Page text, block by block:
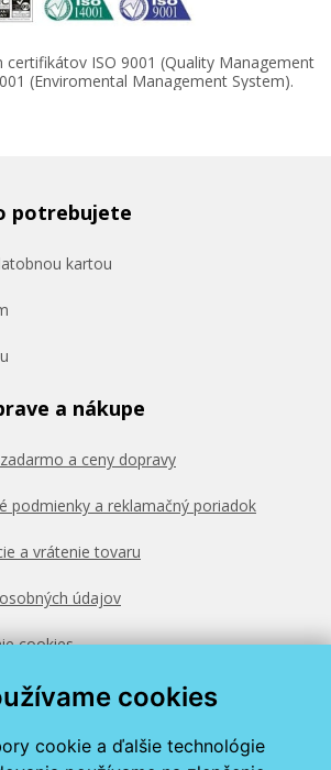
cookies
cookie a ďalšie technológie
ISO 9001 (Quality Management
(Enviromental Management System).
potrebujete
kartou
a nákupe
a ceny dopravy
podmienky a reklamačný poriadok
a vrátenie tovaru
údajov
cookies
zadarmo